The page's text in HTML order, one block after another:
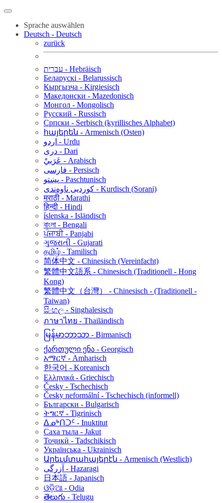
Sprache auswählen
Deutsch - Deutsch
zurück
עברית - Hebräisch
Беларускі - Belarussisch
Кыргызча - Kirgiesisch
Македонски - Mazedonisch
Монгол - Mongolisch
Русский - Russisch
Српски - Serbisch (kyrillisches Alphabet)
հայերեն - Armenisch (Osten)
اردو - Urdu
دری - Dari
عَرَبيْ - Arabisch
فارسی - Persisch
پښتو - Paschtunisch
کوردیی ناوەندی - Kurdisch (Sorani)
मराठी - Marathi
हिन्दी - Hindi
íslenska - Isländisch
বাংলা - Bengali
ਪੰਜਾਬੀ - Panjabi
ગુજરાતી - Gujarati
தமிழ் - Tamilisch
简体中文 - Chinesisch (Vereinfacht)
繁體中文語系 - Chinesisch (Traditionell - Hong
Kong)
繁體中文（台灣） - Chinesisch - (Traditionell -
Taiwan)
සිංහල - Singhalesisch
ภาษาไทย - Thailändisch
မြန်မာဘာသာ - Birmanisch
ქართული ენა - Georgisch
አማርኛ - Amharisch
한국어 - Koreanisch
Ελληνικά - Griechisch
Česky - Tschechisch
Česky neformální - Tschechisch (informell)
Български - Bulgarisch
ትግርኛ - Tigrinisch
ᐃᓄᒃᑎᑐᑦ - Inuktitut
Саха тыла - Jakut
Тоҷикӣ - Tadschikisch
Українська - Ukrainisch
Արեւմտահայերէն - Armenisch (Westlich)
آزرگی - Hazaragi
日本語 - Japanisch
ଓଡ଼ିଆ - Odia
తెలుగు - Telugu